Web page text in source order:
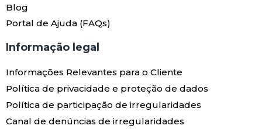
Blog
Portal de Ajuda (FAQs)
Informação legal
Informações Relevantes para o Cliente
Política de privacidade e proteção de dados
Política de participação de irregularidades
Canal de denúncias de irregularidades